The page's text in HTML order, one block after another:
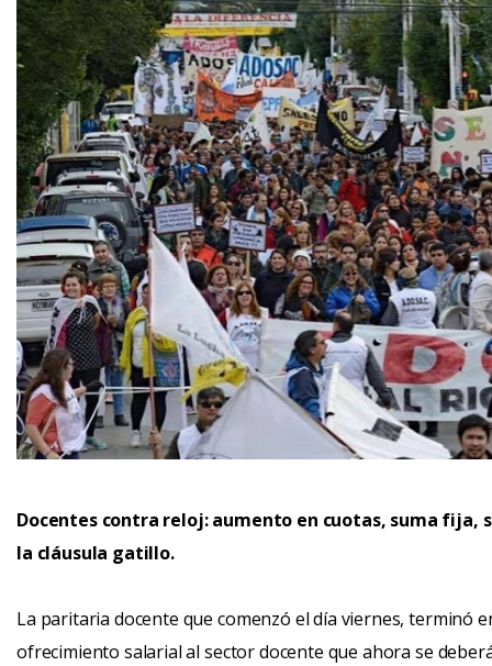
Docentes contra reloj: aumento en cuotas, suma fija,
la cláusula gatillo.
La paritaria docente que comenzó el día viernes, terminó
ofrecimiento salarial al sector docente que ahora se